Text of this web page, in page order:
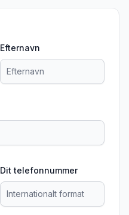
Efternavn
Dit telefonnummer